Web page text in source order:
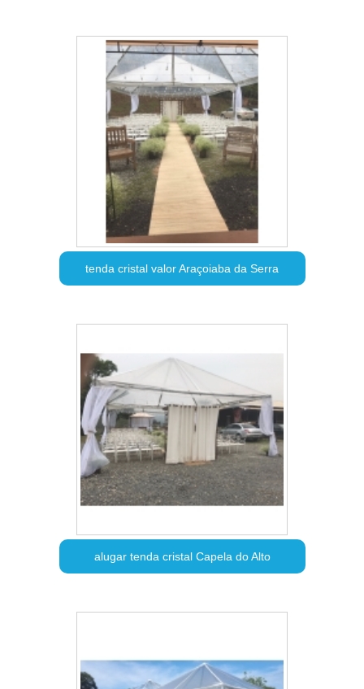
tenda cristal valor Araçoiaba da Serra
alugar tenda cristal Capela do Alto